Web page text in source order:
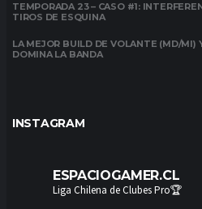
TEMPORADA 23 – CASO #1:
TIROS DE ESQUINA
LA MEJOR BUILD DE VOLANTE (MD/MI)
DOMINA LA BANDA
INSTAGRAM
ESPACIOGAMER.CL
Liga Chilena de Clubes Pro🏆